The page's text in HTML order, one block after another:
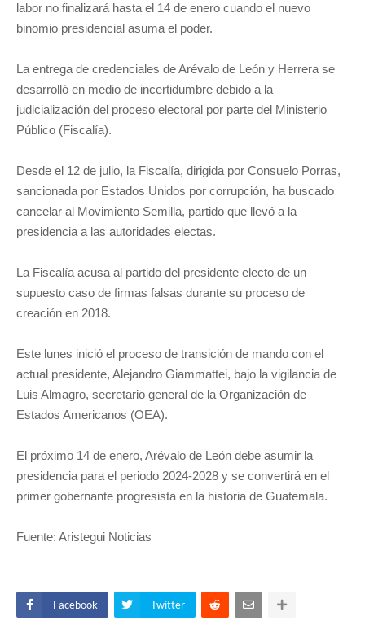
labor no finalizará hasta el 14 de enero cuando el nuevo
binomio presidencial asuma el poder.
La entrega de credenciales de Arévalo de León y Herrera se
desarrolló en medio de incertidumbre debido a la
judicialización del proceso electoral por parte del Ministerio
Público (Fiscalía).
Desde el 12 de julio, la Fiscalía, dirigida por Consuelo Porras,
sancionada por Estados Unidos por corrupción, ha buscado
cancelar al Movimiento Semilla, partido que llevó a la
presidencia a las autoridades electas.
La Fiscalía acusa al partido del presidente electo de un
supuesto caso de firmas falsas durante su proceso de
creación en 2018.
Este lunes inició el proceso de transición de mando con el
actual presidente, Alejandro Giammattei, bajo la vigilancia de
Luis Almagro, secretario general de la Organización de
Estados Americanos (OEA).
El próximo 14 de enero, Arévalo de León debe asumir la
presidencia para el periodo 2024-2028 y se convertirá en el
primer gobernante progresista en la historia de Guatemala.
Fuente: Aristegui Noticias
Facebook Twitter